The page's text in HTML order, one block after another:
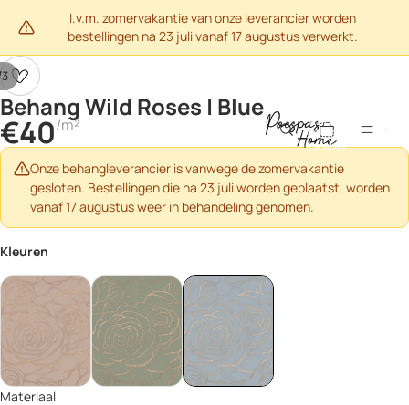
I.v.m. zomervakantie van onze leverancier worden
bestellingen na 23 juli vanaf 17 augustus verwerkt.
Totaal aantal
artikelen in
winkelwagen:
3
Afbeelding
openen
in
volledig
scherm
Afbeelding
openen
in
volledig
scherm
Afbeelding
openen
in
volledig
scherm
Behang Wild Roses | Blue
€40/m²
Onze behangleverancier is vanwege de zomervakantie
gesloten. Bestellingen die na 23 juli worden geplaatst, worden
vanaf 17 augustus weer in behandeling genomen.
Kleuren
Materiaal